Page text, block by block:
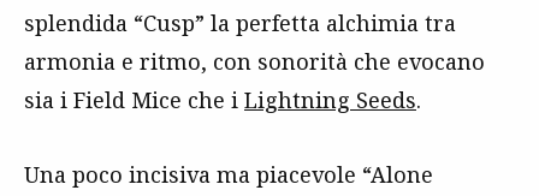
splendida “Cusp” la perfetta alchimia tra
armonia e ritmo, con sonorità che evocano
sia i Field Mice che i Lightning Seeds.
Una poco incisiva ma piacevole “Alone